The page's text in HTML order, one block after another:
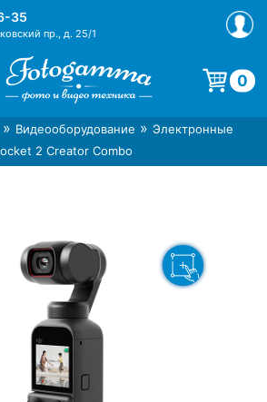
35
пр., д. 25/1
Интернет-магазин фототехники
Foto-Gamma в СПб
Магазин фотоаксессуаров foto-
gamma.ru
0
Корзина пуста.
» Видеооборудование » Электронные
2 Creator Combo